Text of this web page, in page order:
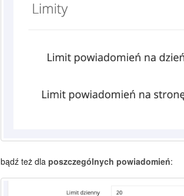
bądź też dla poszczególnych powiadomień: